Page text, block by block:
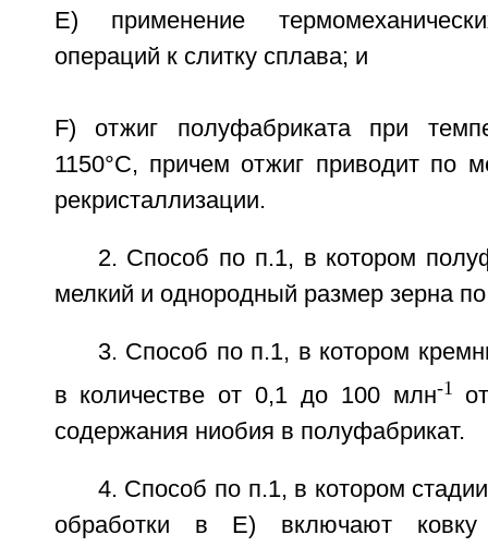
Е) применение
операций к слитку сплава; и
F) отжиг полуфабриката при
1150°С, причем отжиг приводит по
рекристаллизации.
2. Способ по п.1, в котором
мелкий и однородный размер зерна
3. Способ по п.1, в котором
в количестве от 0,1 до 100 млн-1
содержания ниобия в полуфабрикат.
4. Способ по п.1, в котором
обработки в Е) включают